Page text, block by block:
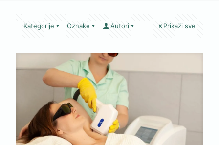
Kategorije Oznake Autori Prikaži sve